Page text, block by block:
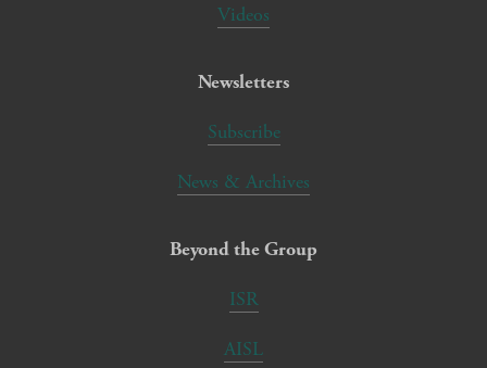
Videos
Newsletters
Subscribe
News & Archives
Beyond the Group
ISR
AISL